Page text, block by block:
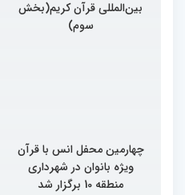
بین‌المللی قرآن کریم(بخش
سوم)
چهارمین محفل انس با قرآن
ویژه بانوان در شهرداری
منطقه 10 برگزار شد